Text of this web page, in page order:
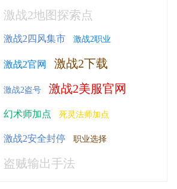
激战2地图探索点
激战2四风集市 激战2职业
激战2官网 激战2下载
激战2盗号 激战2美服官网
幻术师加点 死灵法师加点
激战2安全封停 职业选择
盗贼输出手法